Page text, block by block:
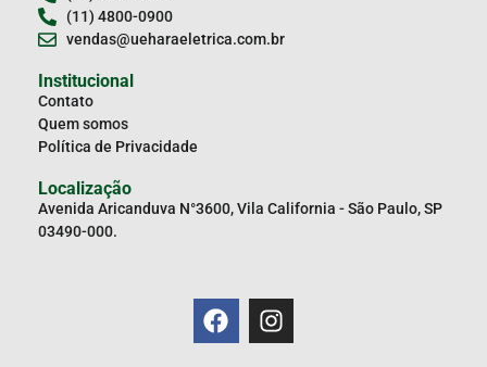
(11) 4800-0900
vendas@ueharaeletrica.com.br
Institucional
Contato
Quem somos
Política de Privacidade
Localização
Avenida Aricanduva N°3600, Vila California - São Paulo, SP
03490-000.